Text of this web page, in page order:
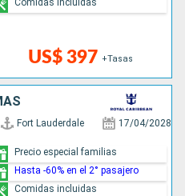
US$ 397 +Tasas
Fort Lauderdale 17/04/2028
Precio especial familias
Hasta -60% en el 2° pasajero
Comidas incluidas